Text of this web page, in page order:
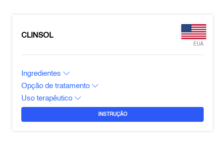
CLINSOL
EUA
Ingredientes
Opção de tratamento
Uso terapêutico
INSTRUÇÃO